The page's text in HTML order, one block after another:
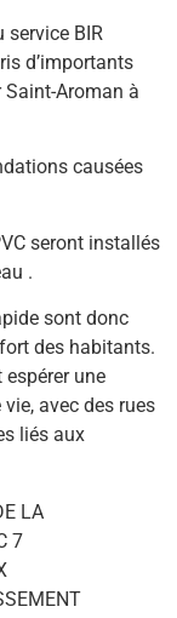
service BIR
d’importants
Aroman à
causées
seront installés
.
sont donc
des habitants.
espérer une
avec des rues
liés aux